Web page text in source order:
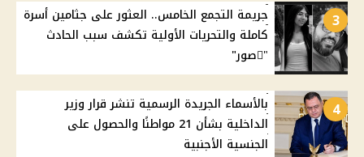
3
جريمة التجمع الخامس.. العثور على جثامين أسرة
كاملة والتحريات الأولية تكشف سبب الحادث
"ًصور"
4
بالأسماء الجريدة الرسمية تنشر قرار وزير
الداخلية بشأن 21 مواطنًا والحصول على
الجنسية الأجنبية